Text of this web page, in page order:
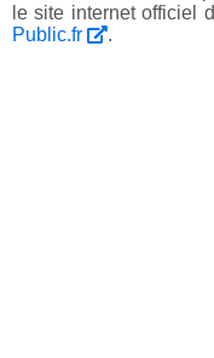
le site internet officiel
Public.fr
.